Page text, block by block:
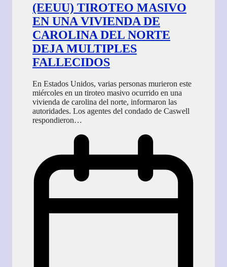
(EEUU) TIROTEO MASIVO
EN UNA VIVIENDA DE
CAROLINA DEL NORTE
DEJA MULTIPLES
FALLECIDOS
En Estados Unidos, varias personas murieron este
miércoles en un tiroteo masivo ocurrido en una
vivienda de carolina del norte, informaron las
autoridades. Los agentes del condado de Caswell
respondieron…